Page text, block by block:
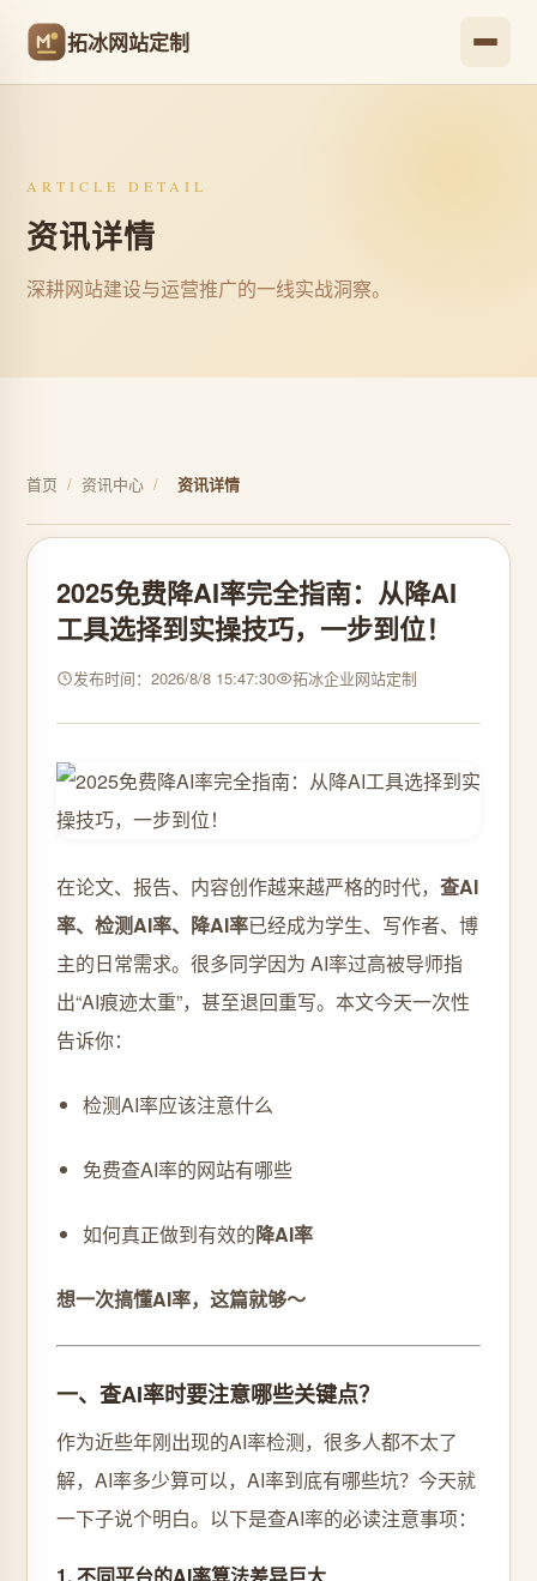
拓冰网站定制
ARTICLE DETAIL
资讯详情
深耕网站建设与运营推广的一线实战洞察。
首页 / 资讯中心 / 资讯详情
2025免费降AI率完全指南：从降AI
工具选择到实操技巧，一步到位！
发布时间：2026/8/8 15:47:30 拓冰企业网站定制
在论文、报告、内容创作越来越严格的时代， 查AI
率、检测AI率、降AI率已经成为学生、写作者、博
主的日常需求。很多同学因为 AI率过高被导师指
出“AI痕迹太重”，甚至退回重写。本文今天一次性
告诉你：
检测AI率应该注意什么
免费查AI率的网站有哪些
如何真正做到有效的降AI率
想一次搞懂AI率，这篇就够～
一、查AI率时要注意哪些关键点？
作为近些年刚出现的AI率检测，很多人都不太了
解，AI率多少算可以，AI率到底有哪些坑？今天就
一下子说个明白。以下是查AI率的必读注意事项：